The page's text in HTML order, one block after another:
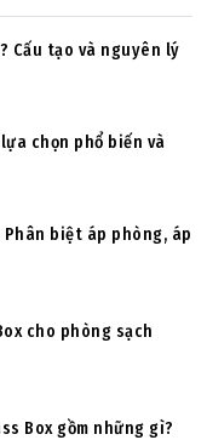
Cấu tạo và nguyên lý
chọn phổ biến và
Phân biệt áp phòng, áp
cho phòng sạch
Box gồm những gì?